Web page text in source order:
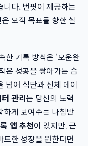
니다. 번핏이 제공하는
오직 목표를 향한 실
한 기록 방식은 '오운완
은 성공을 쌓아가는 습
넘어 식단과 신체 데이
관리는 당신의 노력
하게 보여주는 나침반
앱 추천이 있지만, 근
한 성장을 원한다면